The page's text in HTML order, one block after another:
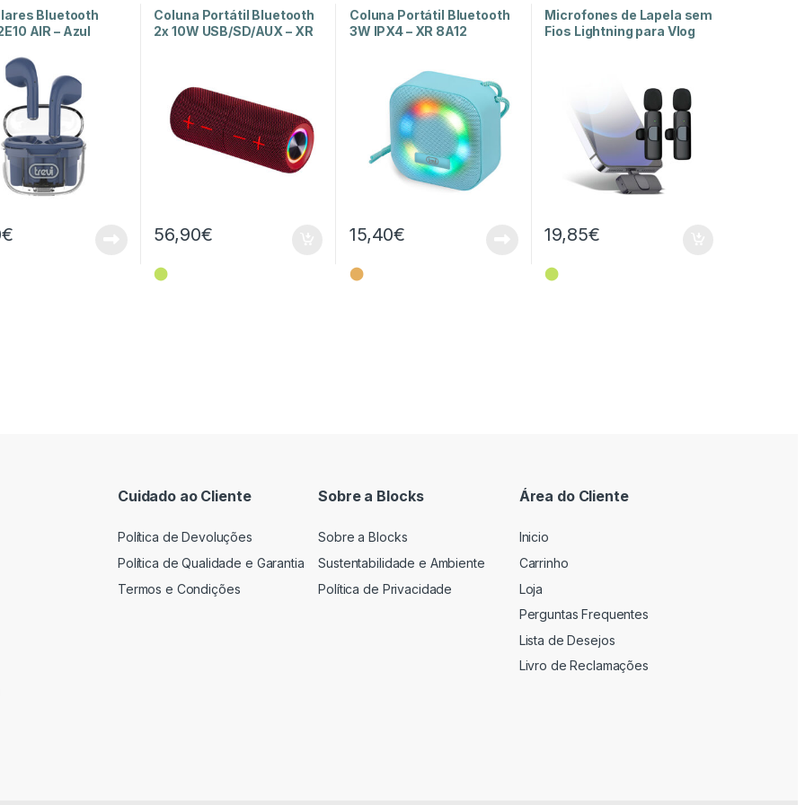
Bluetooth
AIR – Azul
€
Coluna Portátil Bluetooth
2x 10W USB/SD/AUX – XR
56,90€
⬤
Coluna Portátil Bluetooth
3W IPX4 – XR 8A12
15,40€
⬤
Microfones de Lapela sem
Fios Lightning para Vlog
19,85€
⬤
Cuidado ao Cliente
Política de Devoluções
Política de Qualidade e Garantia
Termos e Condições
Sobre a Blocks
Sobre a Blocks
Sustentabilidade e Ambiente
Política de Privacidade
Área do Cliente
Inicio
Carrinho
Loja
Perguntas Frequentes
Lista de Desejos
Livro de Reclamações